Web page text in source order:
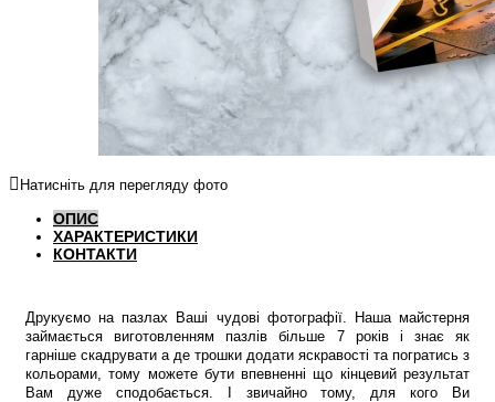
Натисніть для перегляду фото
ОПИС
ХАРАКТЕРИСТИКИ
КОНТАКТИ
Друкуємо на пазлах Ваші чудові фотографії. Наша майстерня
займається виготовленням пазлів більше 7 років і знає як
гарніше скадрувати а де трошки додати яскравості та погратись з
кольорами, тому можете бути впевненні що кінцевий результат
Вам дуже сподобається. І звичайно тому, для кого Ви